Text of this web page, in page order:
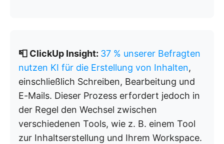
📮 ClickUp Insight: 37 % unserer Befragten
nutzen KI für die Erstellung von Inhalten,
einschließlich Schreiben, Bearbeitung und
E-Mails. Dieser Prozess erfordert jedoch in
der Regel den Wechsel zwischen
verschiedenen Tools, wie z. B. einem Tool
zur Inhaltserstellung und Ihrem Workspace.